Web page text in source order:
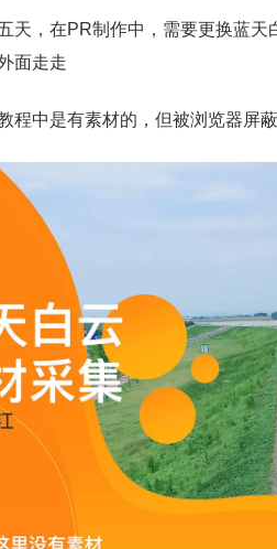
天，在PR制作中，需要更换蓝
面走走
程中是有素材的，但被浏览器屏